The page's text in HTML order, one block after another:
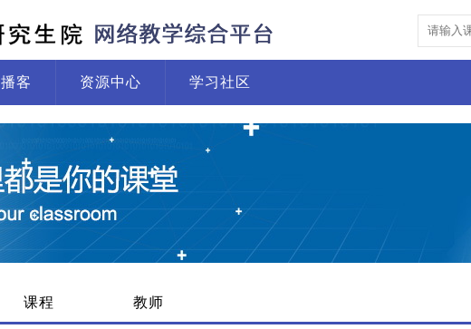
播客 资源中心 学习社区
课程 教师